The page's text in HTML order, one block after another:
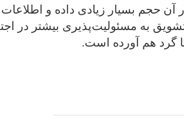
آن حجم بسیار زیادی داده و
به مسئولیت‌پذیری بیشتر در
گرد هم آورده است.